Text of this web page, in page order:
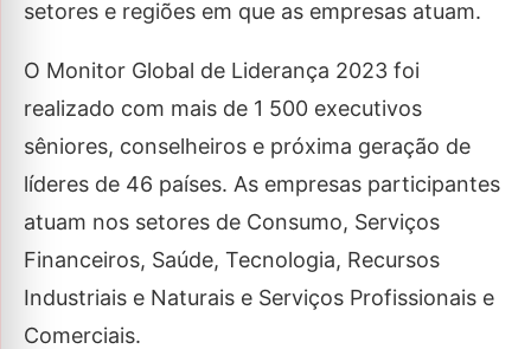
setores e regiões em que as empresas atuam.
O Monitor Global de Liderança 2023 foi
realizado com mais de 1 500 executivos
sêniores, conselheiros e próxima geração de
líderes de 46 países. As empresas participantes
atuam nos setores de Consumo, Serviços
Financeiros, Saúde, Tecnologia, Recursos
Industriais e Naturais e Serviços Profissionais e
Comerciais.